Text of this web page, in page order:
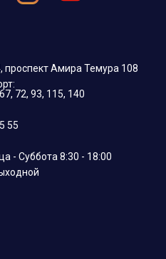
проспект Амира Темура 108
72, 93, 115, 140
55
- Суббота 8:30 - 18:00